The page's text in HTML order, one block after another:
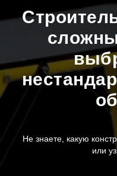
Не знаете, какую
или